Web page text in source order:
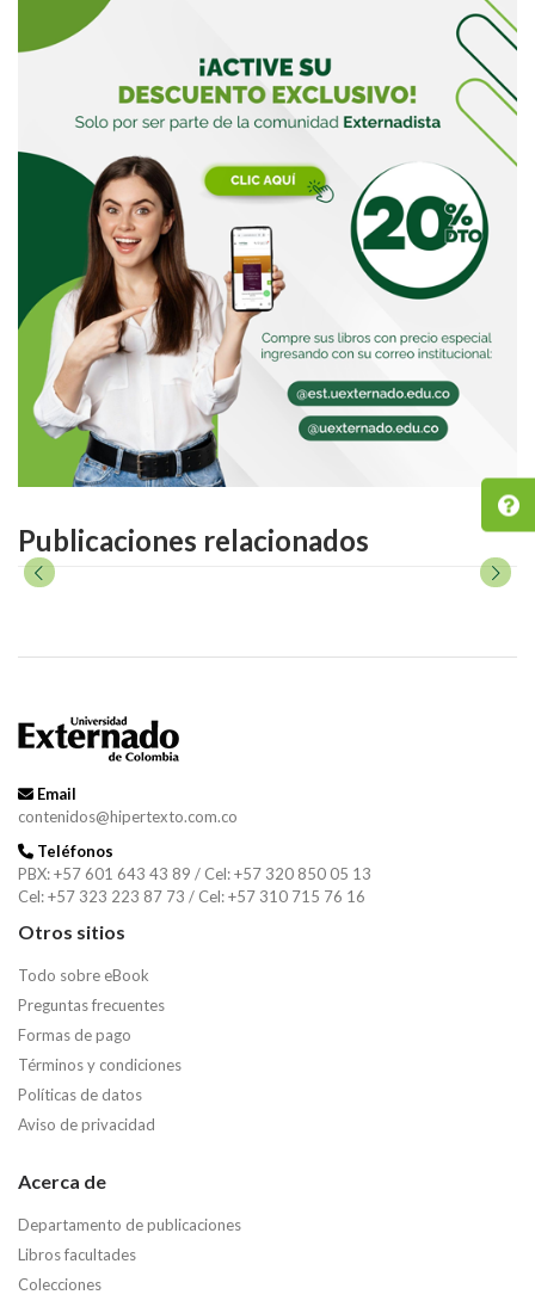
Publicaciones relacionados
Email
contenidos@hipertexto.com.co
Teléfonos
PBX: +57 601 643 43 89 / Cel: +57 320 850 05 13
Cel: +57 323 223 87 73 / Cel: +57 310 715 76 16
Otros sitios
Todo sobre eBook
Preguntas frecuentes
Formas de pago
Términos y condiciones
Políticas de datos
Aviso de privacidad
Acerca de
Departamento de publicaciones
Libros facultades
Colecciones